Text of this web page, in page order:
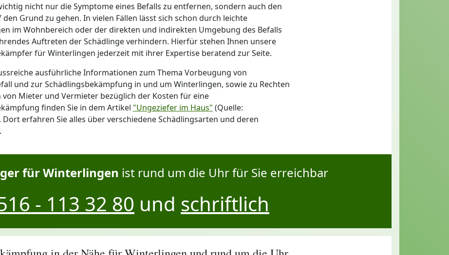
nicht nur die Symptome eines Befalls zu entfernen, sondern auch den
den Grund zu gehen. In vielen Fällen lässt sich schon durch leichte
im Wohnbereich oder der direkten und indirekten Umgebung des Befalls
Auftreten der Schädlinge verhindern. Hierfür stehen Ihnen unsere
für Winterlingen jederzeit mit ihrer Expertise beratend zur Seite.
ausführliche Informationen zum Thema Vorbeugung von
und zur Schädlingsbekämpfung in und um Winterlingen, sowie zu Rechten
von Mieter und Vermieter bezüglich der Kosten für eine
finden Sie in dem Artikel "Ungeziefer im Haus" (Quelle:
Dort erfahren Sie alles über verschiedene Schädlingsarten und deren
für Winterlingen ist rund um die Uhr für Sie erreichbar
- 113 32 80 und schriftlich